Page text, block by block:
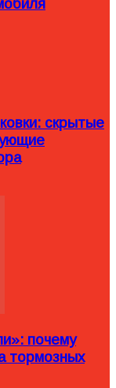
скрытые
почему
тормозных